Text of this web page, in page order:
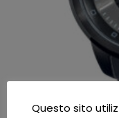
Questo sito